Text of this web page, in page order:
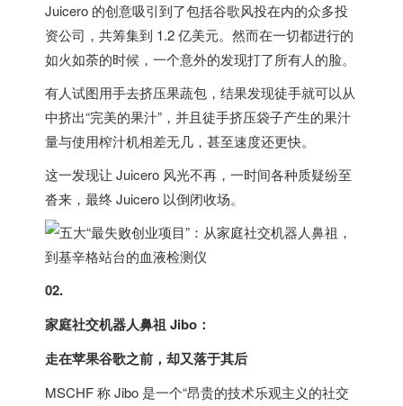
Juicero 的创意吸引到了包括谷歌风投在内的众多投
资公司，共筹集到 1.2 亿美元。然而在一切都进行的
如火如荼的时候，一个意外的发现打了所有人的脸。
有人试图用手去挤压果蔬包，结果发现徒手就可以从
中挤出“完美的果汁”，并且徒手挤压袋子产生的果汁
量与使用榨汁机相差无几，甚至速度还更快。
这一发现让 Juicero 风光不再，一时间各种质疑纷至
沓来，最终 Juicero 以倒闭收场。
02.
家庭社交机器人鼻祖 Jibo：
走在苹果谷歌之前，却又落于其后
MSCHF 称 Jibo 是一个“昂贵的技术乐观主义的社交